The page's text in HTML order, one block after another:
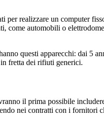
realizzare un computer
automobili o
questi apparecchi: dai 5
fretta dei rifiuti generici.
il prima possibile
nei contratti con i fornitori